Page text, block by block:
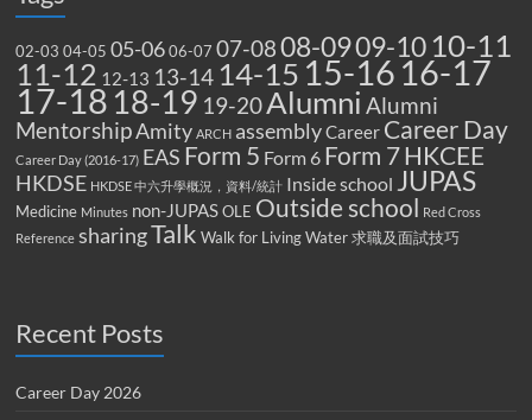
02-03 04-05 05-06 06-07 07-0808-0909-10 10-11
11-12 12-13 13-14 14-15 15-16 16-17
17-18 18-19 19-20Alumni Alumni
MentorshipAmity ARCH assemblyCareer Career Day
Career Day (2016-17) EAS Form 5 Form 6 Form 7HKCEE
HKDSE HKDSE 中六升學概況，資料/統計 Inside school JUPAS
Medicine Minutes non-JUPAS OLE Outside school Red Cross
Reference sharingTalk Walk for Living Water 求職及面試技巧
Recent Posts
Career Day 2026